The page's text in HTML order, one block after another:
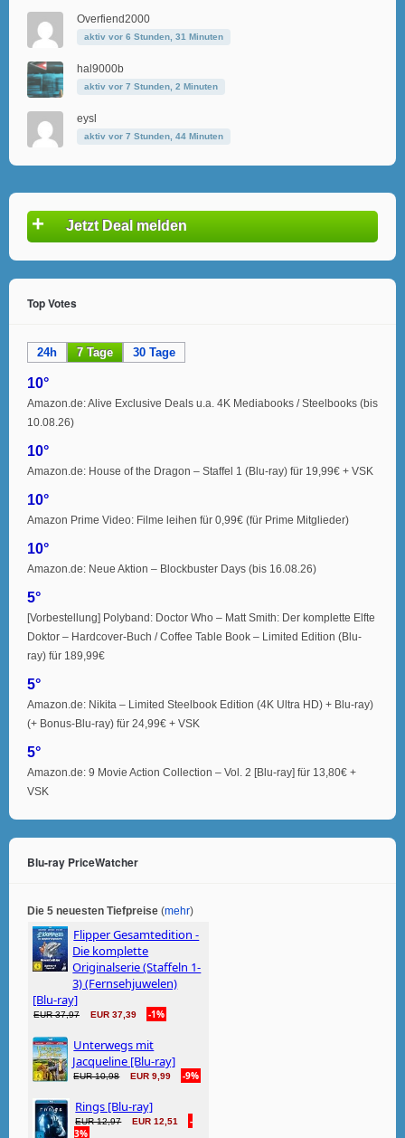
Overfiend2000
aktiv vor 6 Stunden, 31 Minuten
hal9000b
aktiv vor 7 Stunden, 2 Minuten
eysl
aktiv vor 7 Stunden, 44 Minuten
+ Jetzt Deal melden
Top Votes
24h 7 Tage 30 Tage
10°
Amazon.de: Alive Exclusive Deals u.a. 4K Mediabooks / Steelbooks (bis
10.08.26)
10°
Amazon.de: House of the Dragon – Staffel 1 (Blu-ray) für 19,99€ + VSK
10°
Amazon Prime Video: Filme leihen für 0,99€ (für Prime Mitglieder)
10°
Amazon.de: Neue Aktion – Blockbuster Days (bis 16.08.26)
5°
[Vorbestellung] Polyband: Doctor Who – Matt Smith: Der komplette Elfte
Doktor – Hardcover-Buch / Coffee Table Book – Limited Edition (Blu-
ray) für 189,99€
5°
Amazon.de: Nikita – Limited Steelbook Edition (4K Ultra HD) + Blu-ray)
(+ Bonus-Blu-ray) für 24,99€ + VSK
5°
Amazon.de: 9 Movie Action Collection – Vol. 2 [Blu-ray] für 13,80€ +
VSK
Blu-ray PriceWatcher
Die 5 neuesten Tiefpreise (mehr)